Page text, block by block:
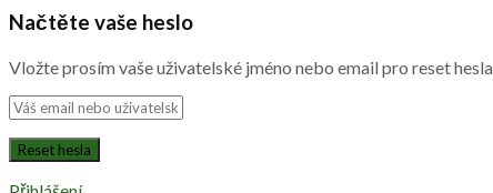
Načtěte vaše heslo
Vložte prosím vaše uživatelské jméno nebo email pro reset hesla